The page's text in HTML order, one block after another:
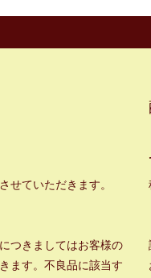
せていただきます。
つきましてはお客様の
ます。不良品に該当す